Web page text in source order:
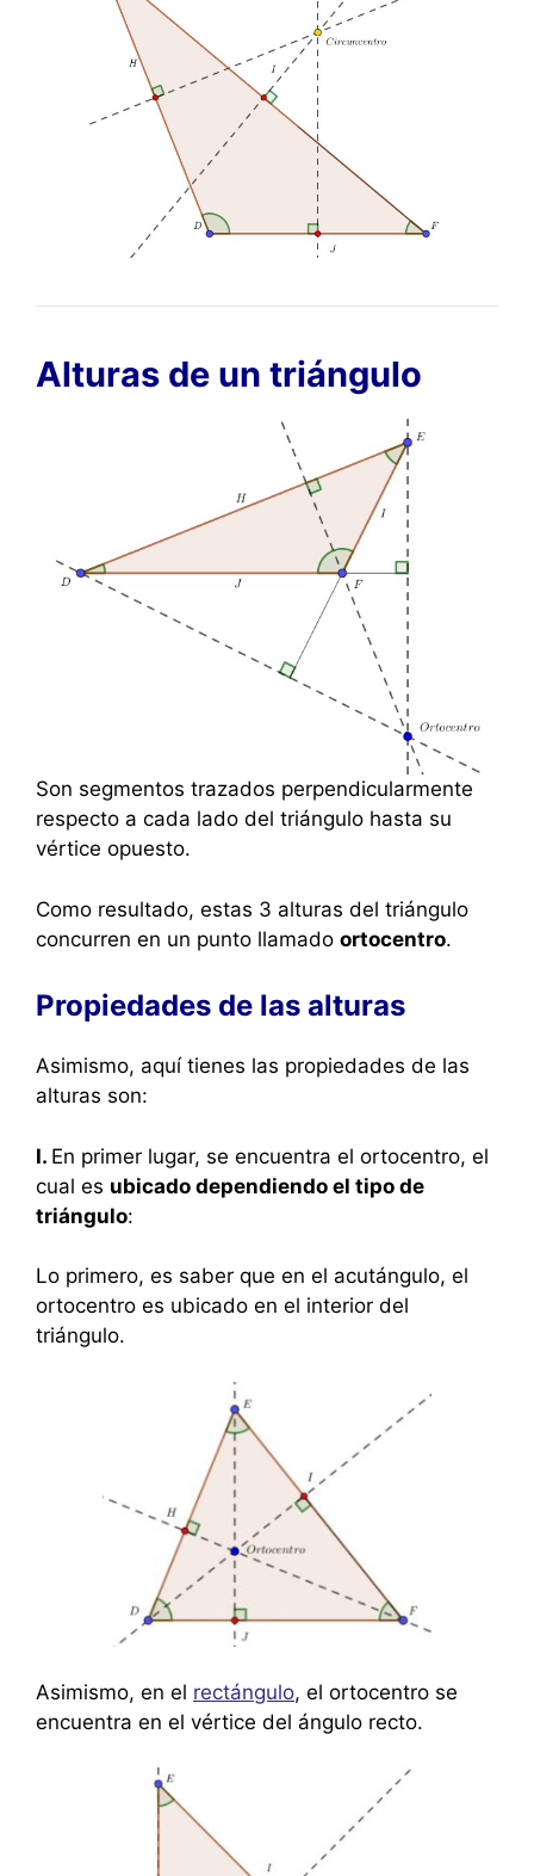
Alturas de un triángulo
Son segmentos trazados perpendicularmente
respecto a cada lado del triángulo hasta su
vértice opuesto.
Como resultado, estas 3 alturas del triángulo
concurren en un punto llamado ortocentro.
Propiedades de las alturas
Asimismo, aquí tienes las propiedades de las
alturas son:
I. En primer lugar, se encuentra el ortocentro, el
cual es ubicado dependiendo el tipo de
triángulo:
Lo primero, es saber que en el acutángulo, el
ortocentro es ubicado en el interior del
triángulo.
Asimismo, en el rectángulo, el ortocentro se
encuentra en el vértice del ángulo recto.